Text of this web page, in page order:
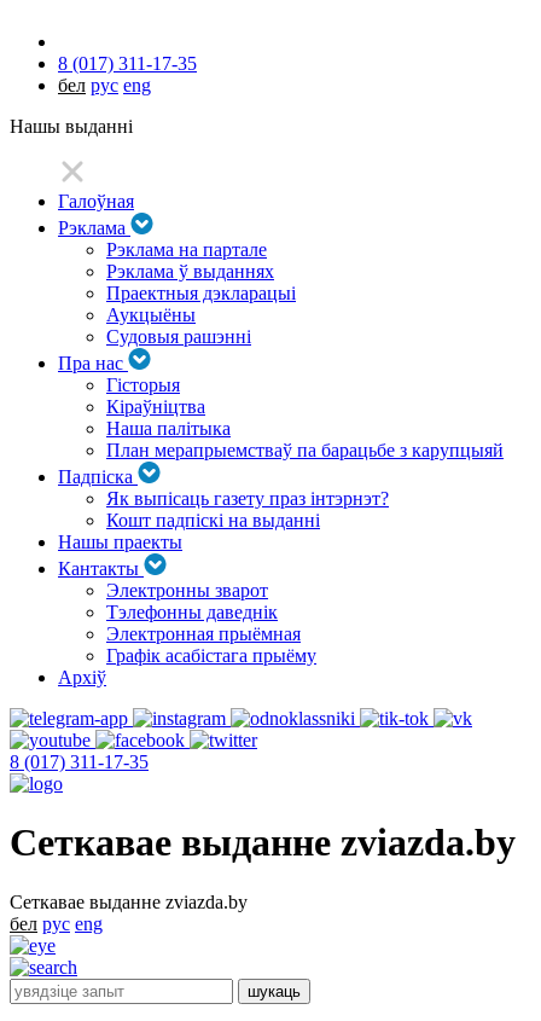
8 (017) 311-17-35
бел рус eng
Нашы выданні
Галоўная
Рэклама
Рэклама на партале
Рэклама ў выданнях
Праектныя дэкларацыі
Аукцыёны
Судовыя рашэнні
Пра нас
Гісторыя
Кіраўніцтва
Наша палітыка
План мерапрыемстваў па барацьбе з карупцыяй
Падпіска
Як выпісаць газету праз інтэрнэт?
Кошт падпіскі на выданні
Нашы праекты
Кантакты
Электронны зварот
Тэлефонны даведнік
Электронная прыёмная
Графік асабістага прыёму
Архіў
8 (017) 311-17-35
Сеткавае выданне zviazda.by
Сеткавае выданне zviazda.by
бел рус eng